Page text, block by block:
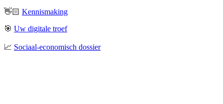
👋🏻 Kennismaking
🎯 Uw digitale troef
📈 Sociaal-economisch dossier